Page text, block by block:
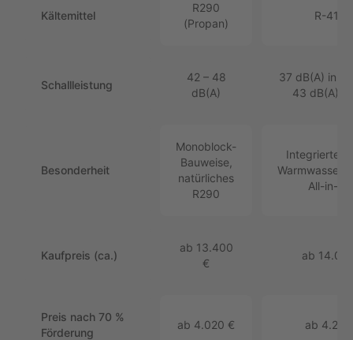
Kältemittel
R290
(Propan)
R-410A
Schallleistung
42 – 48
dB(A)
37 dB(A)
43 dB(A)
Besonderheit
Monoblock-
Bauweise,
natürliches
R290
Integrierter
All-in-
Kaufpreis (ca.)
ab 13.400
€
ab
Preis nach 70 %
Förderung
ab 4.020 € ab